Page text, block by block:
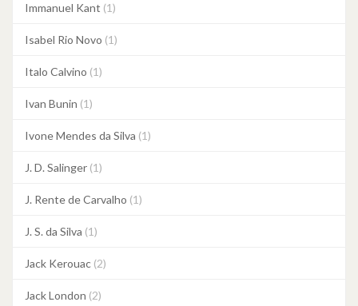
Immanuel Kant (1)
Isabel Rio Novo (1)
Italo Calvino (1)
Ivan Bunin (1)
Ivone Mendes da Silva (1)
J. D. Salinger (1)
J. Rente de Carvalho (1)
J. S. da Silva (1)
Jack Kerouac (2)
Jack London (2)